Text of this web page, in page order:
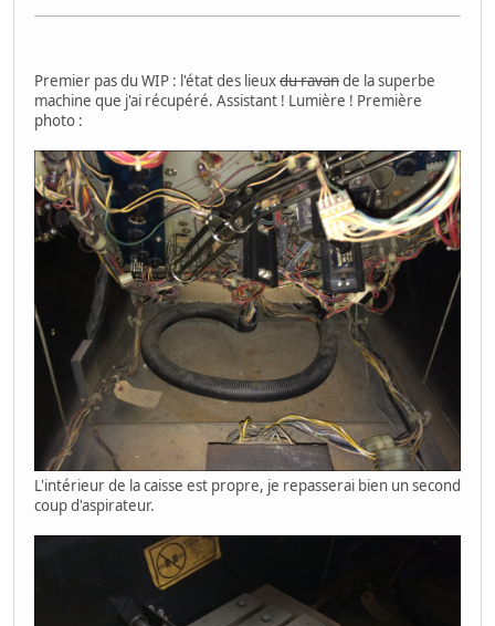
Premier pas du WIP : l'état des lieuxdu ravande la superbe
machine que j'ai récupéré. Assistant ! Lumière ! Première
photo :
L'intérieur de la caisse est propre, je repasserai bien un second
coup d'aspirateur.